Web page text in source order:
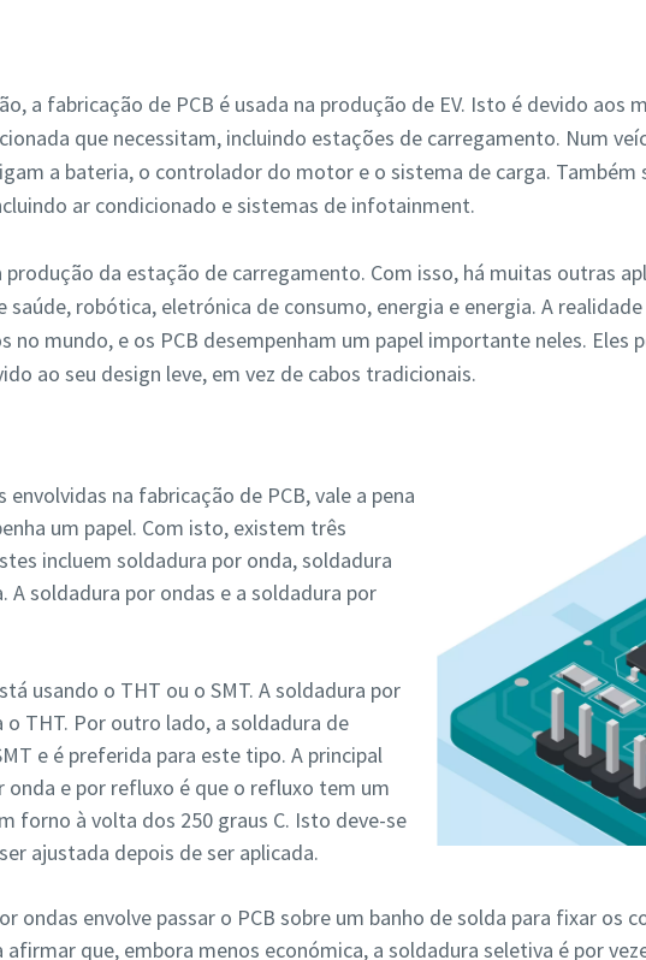
a fabricação de PCB é usada na produção de EV. Isto é devido aos
que necessitam, incluindo estações de carregamento. Num
a bateria, o controlador do motor e o sistema de carga. Também
ar condicionado e sistemas de infotainment.
produção da estação de carregamento. Com isso, há muitas outras
saúde, robótica, eletrónica de consumo, energia e energia. A
no mundo, e os PCB desempenham um papel importante neles. Eles
ao seu design leve, em vez de cabos tradicionais.
na fabricação de PCB, vale a pena
um papel. Com isto, existem três
incluem soldadura por onda, soldadura
A soldadura por ondas e a soldadura por
usando o THT ou o SMT. A soldadura por
THT. Por outro lado, a soldadura de
e é preferida para este tipo. A principal
e por refluxo é que o refluxo tem um
forno à volta dos 250 graus C. Isto deve-se
ajustada depois de ser aplicada.
ondas envolve passar o PCB sobre um banho de solda para fixar os
que, embora menos económica, a soldadura seletiva é por
para iniciar verificação
Friendly Captcha ⇗